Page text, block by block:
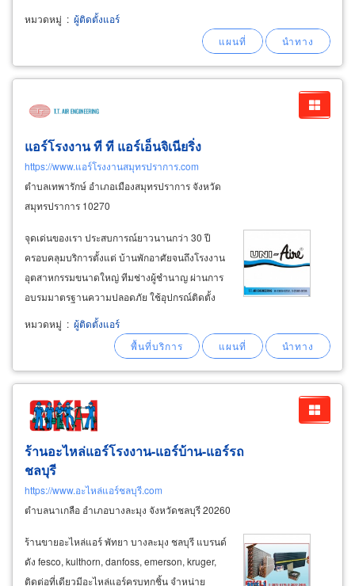
คอยล์ร้อน รวมถึงงานตรวจเช็คสภาพ บริการซ่อม
บำรุงรักษาแอร์ ชลบุรี รับซ่อมแอร์บ้าน ซ่อมแอร์
หมวดหมู่ : ผู้ติดตั้งแอร์
แอร์โรงงาน ที ที แอร์เอ็นจิเนียริ่ง
https://www.แอร์โรงงานสมุทรปราการ.com
ตำบลเทพารักษ์ อำเภอเมืองสมุทรปราการ จังหวัด
สมุทรปราการ 10270
จุดเด่นของเรา ประสบการณ์ยาวนานกว่า 30 ปี
ครอบคลุมบริการตั้งแต่ บ้านพักอาศัยจนถึงโรงงาน
อุตสาหกรรมขนาดใหญ่ ทีมช่างผู้ชำนาญ ผ่านการ
อบรมมาตรฐานความปลอดภัย ใช้อุปกรณ์ติดตั้ง
และอะไหล่แท้จากผู้ผลิต รับประกันคุณภาพงานติด
ตั้งและบริการหลังการขาย ตราสินค้า: trane,
หมวดหมู่ : ผู้ติดตั้งแอร์
ร้านอะไหล่แอร์โรงงาน-แอร์บ้าน-แอร์รถ
ชลบุรี
https://www.อะไหล่แอร์ชลบุรี.com
ตำบลนาเกลือ อำเภอบางละมุง จังหวัดชลบุรี 20260
ร้านขายอะไหล่แอร์ พัทยา บางละมุง ชลบุรี แบรนด์
ดัง fesco, kulthorn, danfoss, emerson, kruger,
ติดต่อที่เดียวมีอะไหล่แอร์ครบทุกชิ้น จำหน่าย